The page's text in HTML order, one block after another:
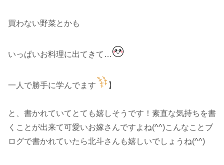
買わない野菜とかも
いっぱいお料理に出てきて…
一人で勝手に学んでます 】
と、書かれていてとても嬉しそうです！素直な気持ちを書
くことが出来て可愛いお嫁さんですよね(^^)こんなことブ
ログで書かれていたら北斗さんも嬉しいでしょうね(^^)